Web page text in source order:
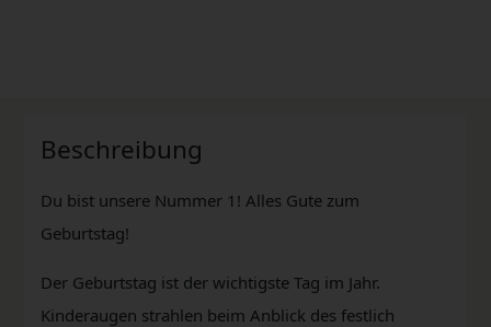
Beschreibung
Du bist unsere Nummer 1! Alles Gute zum
Geburtstag!
Der Geburtstag ist der wichtigste Tag im Jahr.
Kinderaugen strahlen beim Anblick des festlich